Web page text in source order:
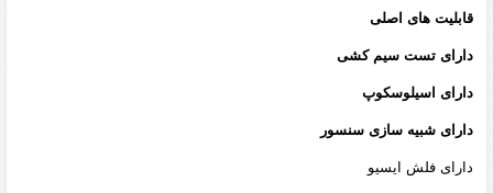
قابلیت های اصلی
دارای تست سیم کشی
دارای اسیلوسکوپ
دارای شبیه سازی سنسور
دارای فلش ایسیو